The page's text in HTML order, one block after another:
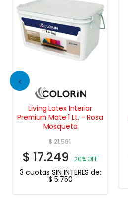
Living Latex Interior
Premium Mate 1 Lt. – Rosa
Mosqueta
$21.561
$ 17.249 20% OFF
3 cuotas SIN INTERES de:
$ 5.750